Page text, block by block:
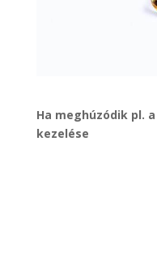
Ha meghúzódik pl.
kezelése